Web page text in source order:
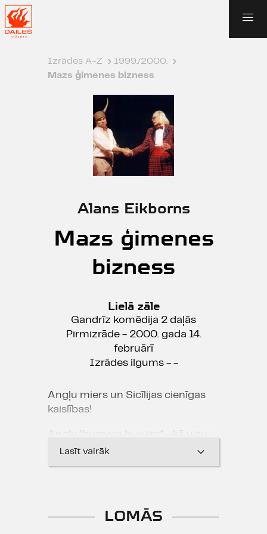
Izrādes A-Z › 1999./2000. ›
Mazs ģimenes bizness
Alans Eikborns
Mazs ģimenes
bizness
Lielā zāle
Gandrīz komēdija 2 daļās
Pirmizrāde - 2000. gada 14.
februārī
Izrādes ilgums - -
Angļu miers un Sicīlijas cienīgas
kaislības!
Angļu "humora burvim" - kā viņu
dēvē - Alanam Eikbornam
mērogiem atbilstošu trusi.
Lasīt vairāk
LOMĀS